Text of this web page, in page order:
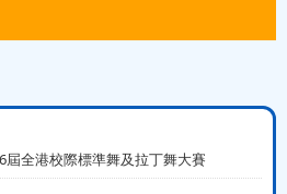
全港校際標準舞及拉丁舞大賽